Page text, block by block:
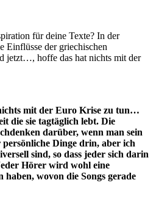
für deine Texte? In der
Einflüsse der griechischen
jetzt…, hoffe das hat nichts mit der
mit der Euro Krise zu tun…
die sie tagtäglich lebt. Die
darüber, wenn man sein
Dinge drin, aber ich
sind, so dass jeder sich darin
Hörer wird wohl eine
wovon die Songs gerade